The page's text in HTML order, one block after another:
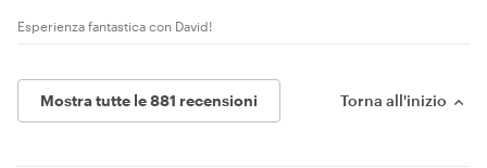
Esperienza fantastica con David!
Mostra tutte le 881 recensioni Torna all'inizio